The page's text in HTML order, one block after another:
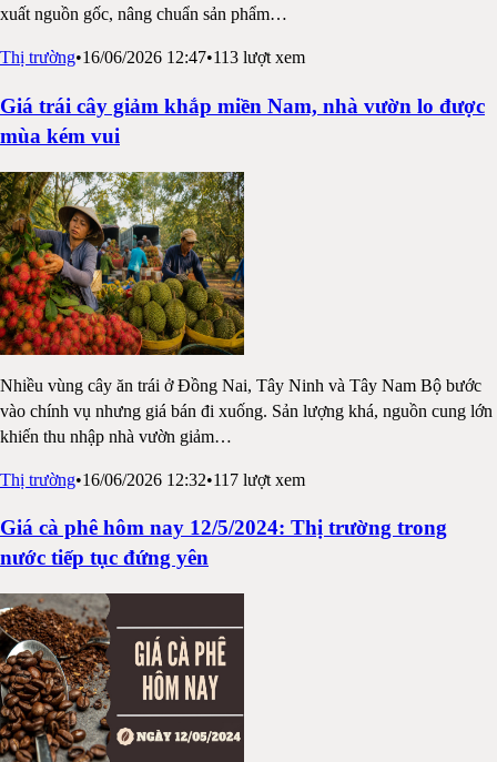
xuất nguồn gốc, nâng chuẩn sản phẩm…
Thị trường•16/06/2026 12:47•113 lượt xem
Giá trái cây giảm khắp miền Nam, nhà vườn lo được
mùa kém vui
Nhiều vùng cây ăn trái ở Đồng Nai, Tây Ninh và Tây Nam Bộ bước
vào chính vụ nhưng giá bán đi xuống. Sản lượng khá, nguồn cung lớn
khiến thu nhập nhà vườn giảm…
Thị trường•16/06/2026 12:32•117 lượt xem
Giá cà phê hôm nay 12/5/2024: Thị trường trong
nước tiếp tục đứng yên